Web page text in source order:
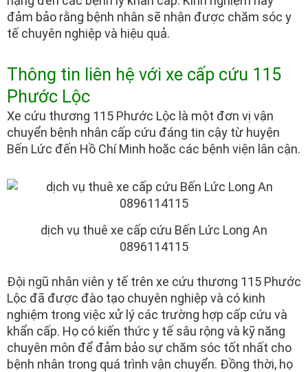
đảm bảo rằng bệnh nhân sẽ nhận được chăm sóc y
tế chuyên nghiệp và hiệu quả.
Thông tin liên hệ với xe cấp cứu 115
Phước Lộc
Xe cứu thương 115 Phước Lộc là một đơn vị vận
chuyển bệnh nhân cấp cứu đáng tin cậy từ huyện
Bến Lức đến Hồ Chí Minh hoặc các bệnh viện lân cận.
dịch vụ thuê xe cấp cứu Bến Lức Long An
0896114115
Đội ngũ nhân viên y tế trên xe cứu thương 115 Phước
Lộc đã được đào tạo chuyên nghiệp và có kinh
nghiệm trong việc xử lý các trường hợp cấp cứu và
khẩn cấp. Họ có kiến thức y tế sâu rộng và kỹ năng
chuyên môn để đảm bảo sự chăm sóc tốt nhất cho
bệnh nhân trong quá trình vận chuyển. Đồng thời, họ